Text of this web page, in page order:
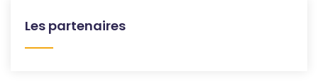
Les partenaires